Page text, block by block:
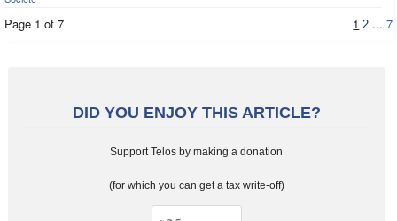
Page 1 of 7 1 2 ...7
DID YOU ENJOY THIS ARTICLE?
Support Telos by making a donation
(for which you can get a tax write-off)